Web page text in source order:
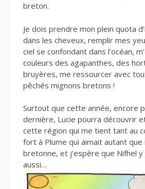
breton.
Je dois prendre mon plein quota
dans les cheveux, remplir mes
ciel se confondant dans l’océan,
couleurs des agapanthes, des
bruyères, me ressourcer avec
pêchés mignons bretons !
Surtout que cette année, encore
dernière, Lucie pourra découvrir
cette région qui me tient tant au
fort à Plume qui aimait autant que
bretonne, et j’espère que Nifhel
aussi…